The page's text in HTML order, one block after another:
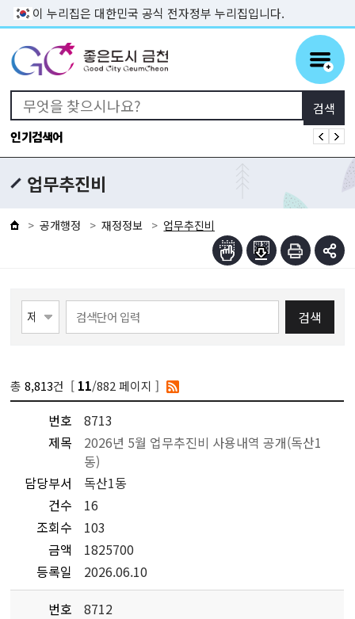
본문 바로가기
이 누리집은 대한민국 공식 전자정부 누리집입니다.
인기검색어
업무추진비
공개행정 재정정보 업무추진비
검색
총8,813건 [ 11/882 페이지 ]
번호
8713
제목
2026년 5월 업무추진비 사용내역 공개(독산1
동)
담당부서
독산1동
건수
16
조회수
103
금액
1825700
등록일
2026.06.10
번호
8712